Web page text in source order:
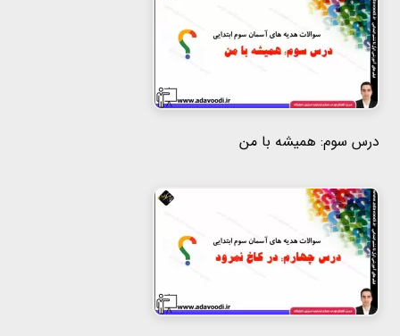
درس سوم: همیشه با من